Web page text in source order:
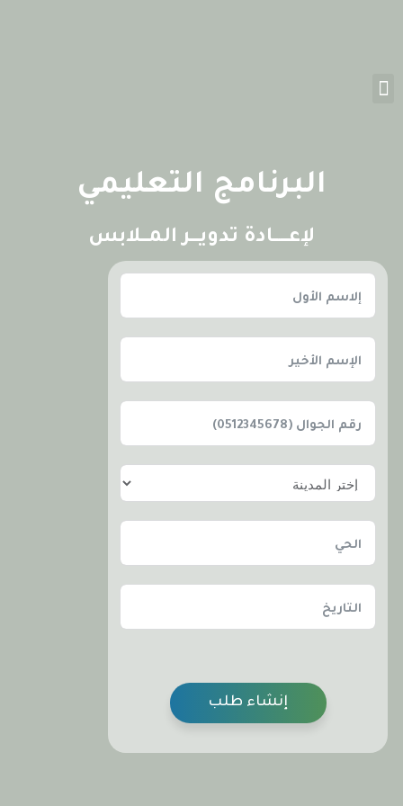
البرنامج التعليمي
لإعــــــــادة تدويـــــر المــــلابس
إنشاء طلب